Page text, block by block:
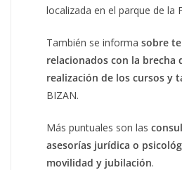
localizada en el parque de la
También se informasobre
relacionados con la brecha
realización de los cursos y
BIZAN.
Más puntuales son las
asesorías jurídica o
movilidad y jubilación.